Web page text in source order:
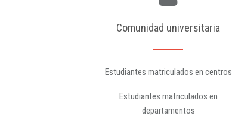
Comunidad universitaria
Estudiantes matriculados en centros
Estudiantes matriculados en
departamentos